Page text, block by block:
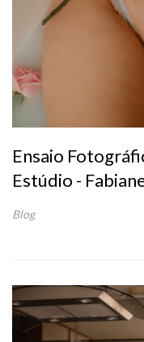
Ensaio
Estúdio -
Blog